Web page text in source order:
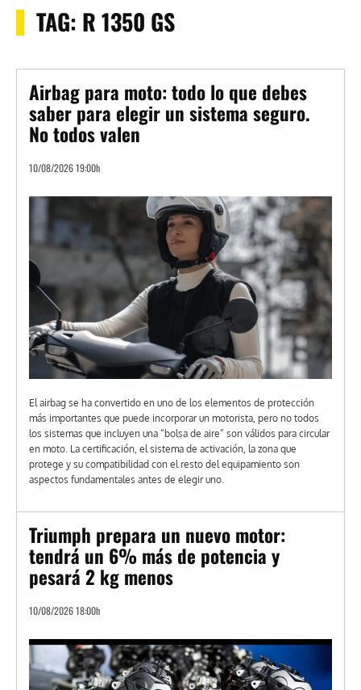
TAG: R 1350 GS
Airbag para moto: todo lo que debes
saber para elegir un sistema seguro.
No todos valen
10/08/2026 19:00h
El airbag se ha convertido en uno de los elementos de protección
más importantes que puede incorporar un motorista, pero no todos
los sistemas que incluyen una “bolsa de aire” son válidos para circular
en moto. La certificación, el sistema de activación, la zona que
protege y su compatibilidad con el resto del equipamiento son
aspectos fundamentales antes de elegir uno.
Triumph prepara un nuevo motor:
tendrá un 6% más de potencia y
pesará 2 kg menos
10/08/2026 18:00h